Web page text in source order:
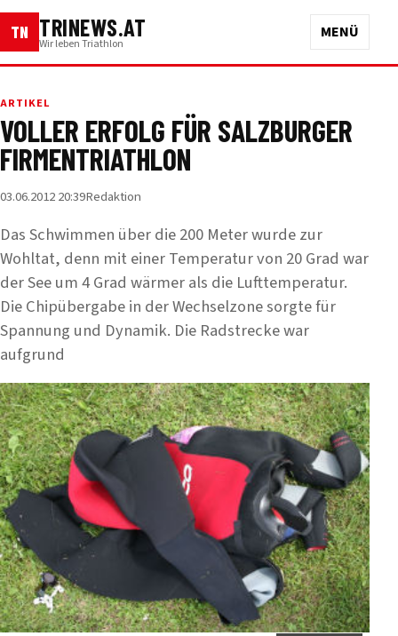
TN TRINEWS.AT
Wir leben Triathlon
MENÜ
ARTIKEL
VOLLER ERFOLG FÜR SALZBURGER
FIRMENTRIATHLON
03.06.2012 20:39Redaktion
Das Schwimmen über die 200 Meter wurde zur
Wohltat, denn mit einer Temperatur von 20 Grad war
der See um 4 Grad wärmer als die Lufttemperatur.
Die Chipübergabe in der Wechselzone sorgte für
Spannung und Dynamik. Die Radstrecke war
aufgrund